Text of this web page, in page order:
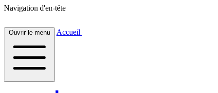
Navigation d'en-tête
Ouvrir le menu Accueil